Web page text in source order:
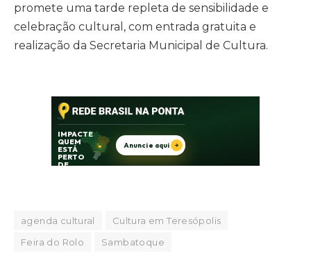
promete uma tarde repleta de sensibilidade e
celebração cultural, com entrada gratuita e
realização da Secretaria Municipal de Cultura.
agenda cultural
Cultura em Teresópolis
Feira do Rolo
Sambatoque